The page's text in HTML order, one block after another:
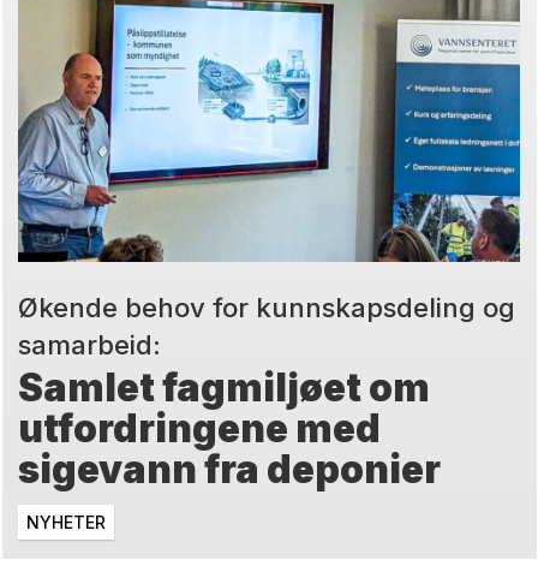
Økende behov for kunnskapsdeling og
samarbeid:
Samlet fagmiljøet om
utfordringene med
sigevann fra deponier
NYHETER